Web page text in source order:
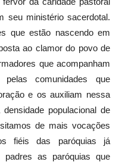
seu ministério sacerdotal.
que estão nascendo em
ao clamor do povo de
que acompanham
comunidades que
e os auxiliam nessa
populacional de
de mais vocações
fiéis das paróquias já
as paróquias que